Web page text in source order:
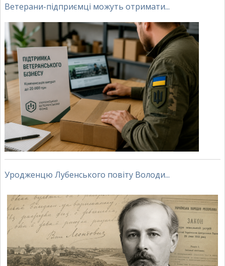
Ветерани-підприємці можуть отримати...
Уродженцю Лубенського повіту Володи...